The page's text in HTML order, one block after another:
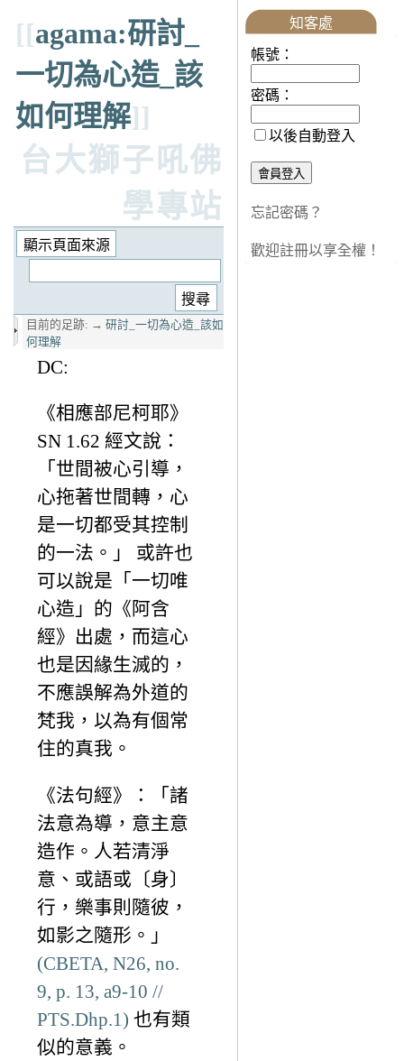
[[agama:研討_
一切為心造_該
如何理解]]
台大獅子吼佛
學專站
目前的足跡: → 研討_一切為心造_該如
何理解
DC:
《相應部尼柯耶》
SN 1.62 經文說：
「世間被心引導，
心拖著世間轉，心
是一切都受其控制
的一法。」 或許也
可以說是「一切唯
心造」的《阿含
經》出處，而這心
也是因緣生滅的，
不應誤解為外道的
梵我，以為有個常
住的真我。
《法句經》：「諸
法意為導，意主意
造作。人若清淨
意、或語或〔身〕
行，樂事則隨彼，
如影之隨形。」
(CBETA, N26, no.
9, p. 13, a9-10 //
PTS.Dhp.1) 也有類
似的意義。
知客處
帳號：
密碼：
以後自動登入
忘記密碼？
歡迎註冊以享全權！